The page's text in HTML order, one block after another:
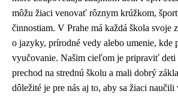
môžu žiaci venovať rôznym krúžkom,
činnostiam. V Prahe má každá škola svoje
o jazyky, prírodné vedy alebo umenie, kde
vyučovanie. Našim cieľom je pripraviť deti
prechod na strednú školu a mali dobrý
dôležité je pre nás aj to, aby sa žiaci